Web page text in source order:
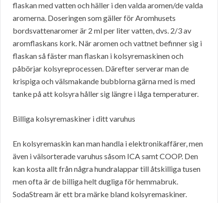
flaskan med vatten och häller i den valda aromen/de valda
aromerna. Doseringen som gäller för Aromhusets
bordsvattenaromer är 2 ml per liter vatten, dvs. 2/3 av
aromflaskans kork. När aromen och vattnet befinner sig i
flaskan så fäster man flaskan i kolsyremaskinen och
påbörjar kolsyreprocessen. Därefter serverar man de
krispiga och välsmakande bubblorna gärna med is med
tanke på att kolsyra håller sig längre i låga temperaturer.
Billiga kolsyremaskiner i ditt varuhus
En kolsyremaskin kan man handla i elektronikaffärer, men
även i välsorterade varuhus såsom ICA samt COOP. Den
kan kosta allt från några hundralappar till åtskilliga tusen
men ofta är de billiga helt dugliga för hemmabruk.
SodaStream är ett bra märke bland kolsyremaskiner.